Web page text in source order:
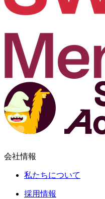
会社情報
私たちについて
採用情報